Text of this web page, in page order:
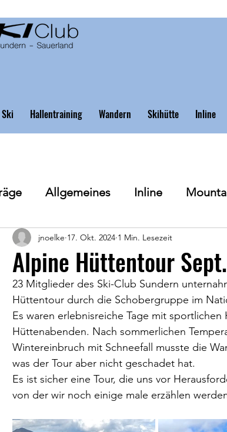
Ski Hallentraining Wandern Skihütte Inline
Allgemeines Inline
Skihütte
Alpine Hüttentour
jnoelke 17. Okt. 2024 1 Min. Lesezeit
23 Mitglieder des Ski-Club Sundern
Hüttentour durch die Schobergruppe im
Es waren erlebnisreiche Tage mit
Hüttenabenden. Nach sommerlichen
Wintereinbruch mit Schneefall musste die
was der Tour aber nicht geschadet hat.
Es ist sicher eine Tour, die uns vor
von der wir noch einige male erzählen